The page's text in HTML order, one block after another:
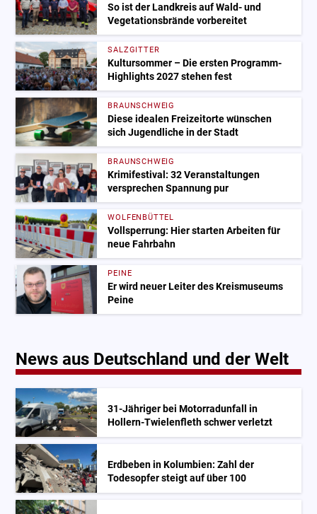
So ist der Landkreis auf Wald- und
Vegetationsbrände vorbereitet
SALZGITTER
Kultursommer – Die ersten Programm-
Highlights 2027 stehen fest
BRAUNSCHWEIG
Diese idealen Freizeitorte wünschen
sich Jugendliche in der Stadt
BRAUNSCHWEIG
Krimifestival: 32 Veranstaltungen
versprechen Spannung pur
WOLFENBÜTTEL
Vollsperrung: Hier starten Arbeiten für
neue Fahrbahn
PEINE
Er wird neuer Leiter des Kreismuseums
Peine
News aus Deutschland und der Welt
31-Jähriger bei Motorradunfall in
Hollern-Twielenfleth schwer verletzt
Erdbeben in Kolumbien: Zahl der
Todesopfer steigt auf über 100